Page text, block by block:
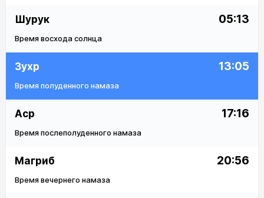
Шурук 05:13
Время восхода солнца
Зухр 13:05
Время полуденного намаза
Аср 17:16
Время послеполуденного намаза
Магриб 20:56
Время вечернего намаза